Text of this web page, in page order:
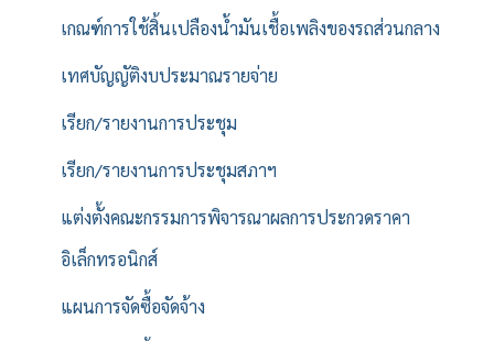
เกณฑ์การใช้สิ้นเปลืองน้ำมันเชื้อเพลิงของรถส่วนกลาง
เทศบัญญัติงบประมาณรายจ่าย
เรียก/รายงานการประชุม
เรียก/รายงานการประชุมสภาฯ
แต่งตั้งคณะกรรมการพิจารณาผลการประกวดราคา
อิเล็กทรอนิกส์
แผนการจัดซื้อจัดจ้าง